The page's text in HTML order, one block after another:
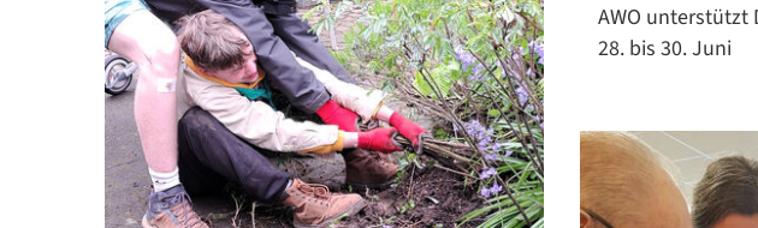
AWO unterstützt
28. bis 30. Juni